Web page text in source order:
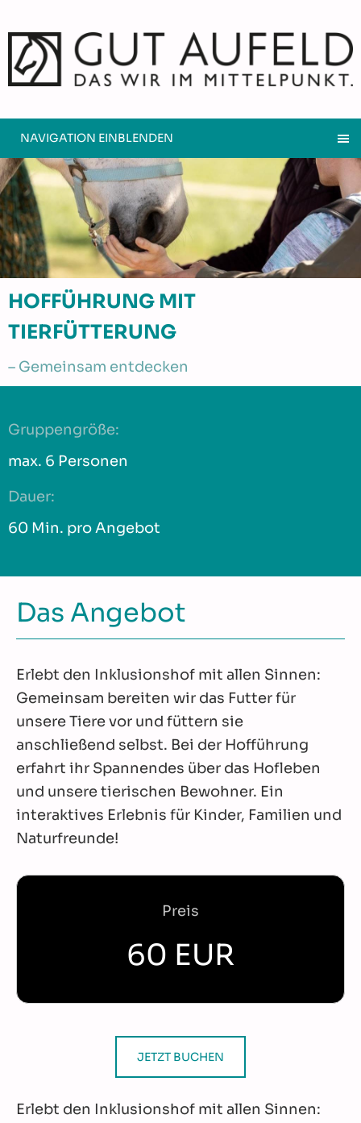
NAVIGATION EINBLENDEN
HOFFÜHRUNG MIT
TIERFÜTTERUNG
– Gemeinsam entdecken
Gruppengröße:
max. 6 Personen
Dauer:
60 Min. pro Angebot
Das Angebot
Erlebt den Inklusionshof mit allen Sinnen:
Gemeinsam bereiten wir das Futter für
unsere Tiere vor und füttern sie
anschließend selbst. Bei der Hofführung
erfahrt ihr Spannendes über das Hofleben
und unsere tierischen Bewohner. Ein
interaktives Erlebnis für Kinder, Familien und
Naturfreunde!
Preis
60 EUR
JETZT BUCHEN
Erlebt den Inklusionshof mit allen Sinnen: